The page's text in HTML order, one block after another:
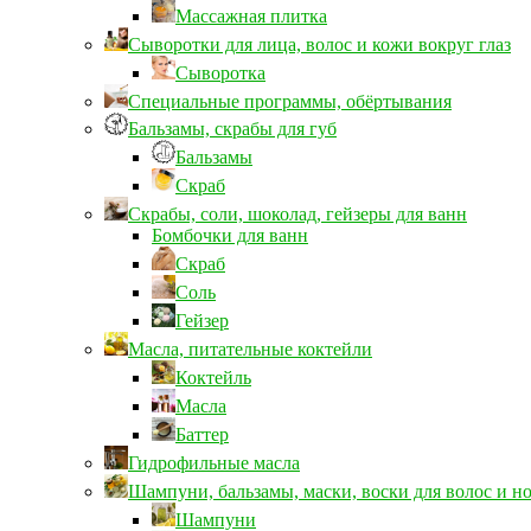
Массажная плитка
Сыворотки для лица, волос и кожи вокруг глаз
Сыворотка
Специальные программы, обёртывания
Бальзамы, скрабы для губ
Бальзамы
Скраб
Скрабы, соли, шоколад, гейзеры для ванн
Бомбочки для ванн
Скраб
Соль
Гейзер
Масла, питательные коктейли
Коктейль
Масла
Баттер
Гидрофильные масла
Шампуни, бальзамы, маски, воски для волос и
Шампуни